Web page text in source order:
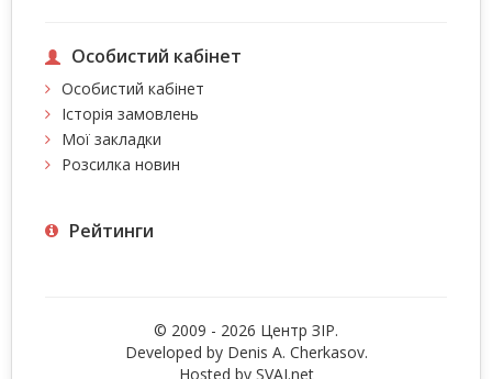
Особистий кабінет
Особистий кабінет
Історія замовлень
Мої закладки
Розсилка новин
Рейтинги
© 2009 - 2026 Центр ЗIР.
Developed by Denis A. Cherkasov.
Hosted by SVAI.net